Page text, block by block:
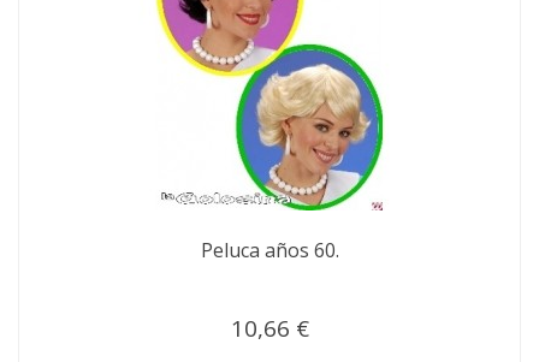
Peluca años 60.
10,66 €